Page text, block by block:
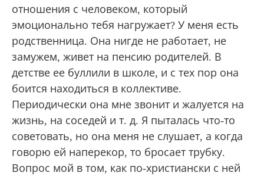
отношения с человеком, который
эмоционально тебя нагружает? У меня есть
родственница. Она нигде не работает, не
замужем, живет на пенсию родителей. В
детстве ее буллили в школе, и с тех пор она
боится находиться в коллективе.
Периодически она мне звонит и жалуется на
жизнь, на соседей и т. д. Я пыталась что-то
советовать, но она меня не слушает, а когда
говорю ей наперекор, то бросает трубку.
Вопрос мой в том, как по-христиански с ней